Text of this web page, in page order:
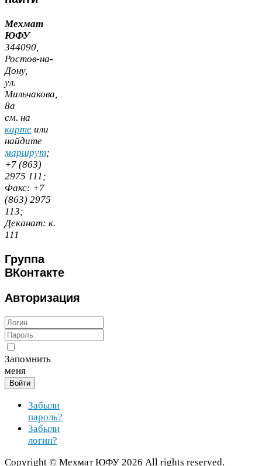
Мехмат
ЮФУ
344090
Ростов-​на-​
Дону,
ул.
Мильчакова,
8а
cм. на
карте или
найдите
маршрут;
+7 (863)
2975 111 ;
Факс: +7
(863) 2975
113;
Деканат: к.
111
Группа
ВКонтакте
Авторизация
Запомнить
меня
Войти
Забыли
пароль?
Забыли
логин?
Copy­right © МехматЮФУ 2026 All rights reserved.